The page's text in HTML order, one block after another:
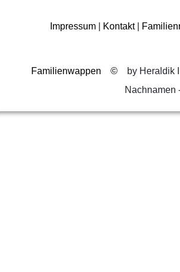
Impressum| Kontakt|
Familienwappen © by Heraldik
Nachnamen